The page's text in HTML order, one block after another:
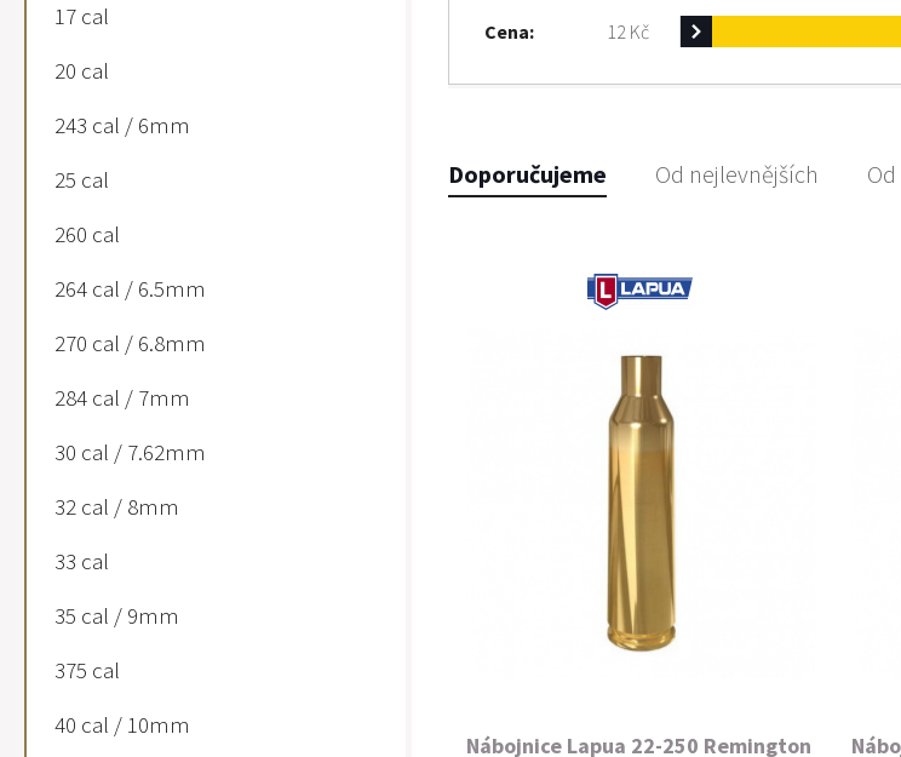
17 cal
20 cal
243 cal / 6mm
25 cal
260 cal
264 cal / 6.5mm
270 cal / 6.8mm
284 cal / 7mm
30 cal / 7.62mm
32 cal / 8mm
33 cal
35 cal / 9mm
375 cal
40 cal / 10mm
Cena 12 Kč
Doporučujeme Od nejlevnějších
Nábojnice Lapua 22-250 Remington